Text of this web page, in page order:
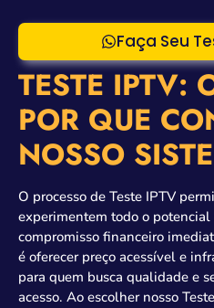
Faça Seu
TESTE IPTV:
POR QUE
NOSSO
O processo de Teste IPTV
experimentem todo o
compromisso financeiro
é oferecer preço acessível e
para quem busca qualidade e
acesso. Ao escolher nosso